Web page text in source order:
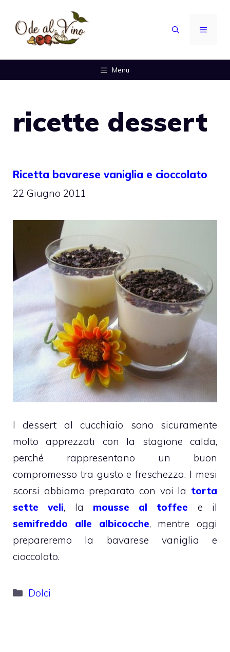
contenuto
MENU
Menu
ricette dessert
Ricetta bavarese vaniglia e cioccolato
22 Giugno 2011
I dessert al cucchiaio sono sicuramente
molto apprezzati con la stagione calda,
perché rappresentano un buon
compromesso tra gusto e freschezza. I mesi
scorsi abbiamo preparato con voi la torta
sette veli, la mousse al toffee e il
semifreddo alle albicocche, mentre oggi
prepareremo la bavarese vaniglia e
cioccolato.
Categorie
Dolci